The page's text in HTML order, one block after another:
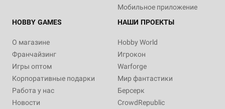
Мобильное приложение
HOBBY GAMES
О магазине
Франчайзинг
Игры оптом
Корпоративные подарки
Работа у нас
Новости
НАШИ ПРОЕКТЫ
Hobby World
Игрокон
Warforge
Мир фантастики
Берсерк
CrowdRepublic